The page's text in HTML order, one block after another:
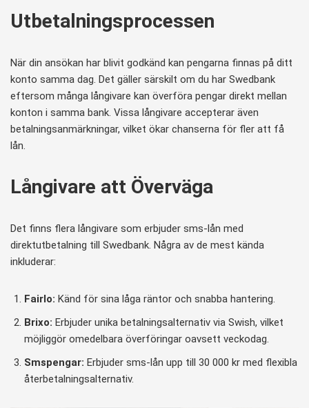
Utbetalningsprocessen
När din ansökan har blivit godkänd kan pengarna finnas på ditt
konto samma dag. Det gäller särskilt om du har Swedbank
eftersom många långivare kan överföra pengar direkt mellan
konton i samma bank. Vissa långivare accepterar även
betalningsanmärkningar, vilket ökar chanserna för fler att få
lån.
Långivare att Överväga
Det finns flera långivare som erbjuder sms-lån med
direktutbetalning till Swedbank. Några av de mest kända
inkluderar:
Fairlo: Känd för sina låga räntor och snabba hantering.
Brixo: Erbjuder unika betalningsalternativ via Swish, vilket
möjliggör omedelbara överföringar oavsett veckodag.
Smspengar: Erbjuder sms-lån upp till 30 000 kr med flexibla
återbetalningsalternativ.